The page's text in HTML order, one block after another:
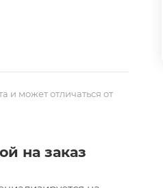
и может отличаться от
на заказ